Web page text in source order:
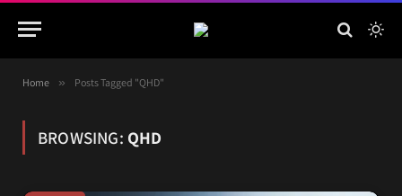
Home » Posts Tagged "QHD"
BROWSING: QHD